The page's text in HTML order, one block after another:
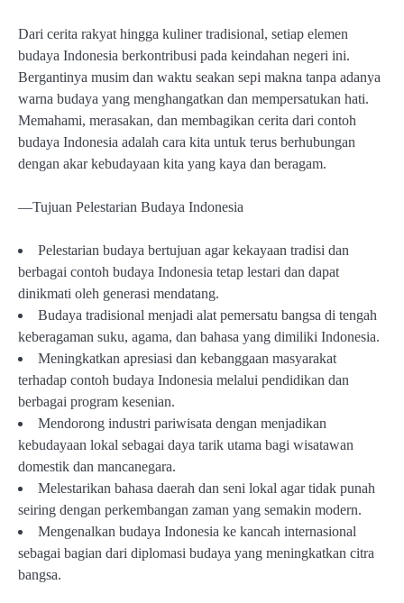
Dari cerita rakyat hingga kuliner tradisional, setiap elemen
budaya Indonesia berkontribusi pada keindahan negeri ini.
Bergantinya musim dan waktu seakan sepi makna tanpa adanya
warna budaya yang menghangatkan dan mempersatukan hati.
Memahami, merasakan, dan membagikan cerita dari contoh
budaya Indonesia adalah cara kita untuk terus berhubungan
dengan akar kebudayaan kita yang kaya dan beragam.
—Tujuan Pelestarian Budaya Indonesia
Pelestarian budaya bertujuan agar kekayaan tradisi dan
berbagai contoh budaya Indonesia tetap lestari dan dapat
dinikmati oleh generasi mendatang.
Budaya tradisional menjadi alat pemersatu bangsa di tengah
keberagaman suku, agama, dan bahasa yang dimiliki Indonesia.
Meningkatkan apresiasi dan kebanggaan masyarakat
terhadap contoh budaya Indonesia melalui pendidikan dan
berbagai program kesenian.
Mendorong industri pariwisata dengan menjadikan
kebudayaan lokal sebagai daya tarik utama bagi wisatawan
domestik dan mancanegara.
Melestarikan bahasa daerah dan seni lokal agar tidak punah
seiring dengan perkembangan zaman yang semakin modern.
Mengenalkan budaya Indonesia ke kancah internasional
sebagai bagian dari diplomasi budaya yang meningkatkan citra
bangsa.